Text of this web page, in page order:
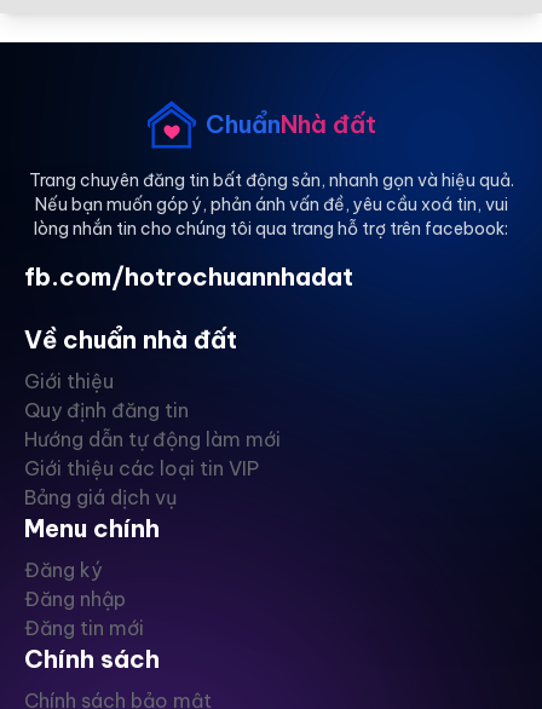
ChuẩnNhà đất
Trang chuyên đăng tin bất động sản, nhanh gọn và hiệu quả.
Nếu bạn muốn góp ý, phản ánh vấn đề, yêu cầu xoá tin, vui
lòng nhắn tin cho chúng tôi qua trang hỗ trợ trên facebook:
fb.com/hotrochuannhadat
Về chuẩn nhà đất
Giới thiệu
Quy định đăng tin
Hướng dẫn tự động làm mới
Giới thiệu các loại tin VIP
Bảng giá dịch vụ
Menu chính
Đăng ký
Đăng nhập
Đăng tin mới
Chính sách
Chính sách bảo mật